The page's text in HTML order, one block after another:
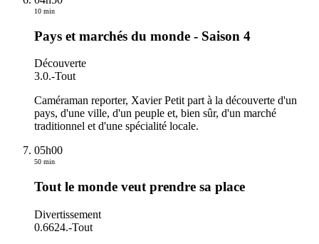
10 min
Pays et marchés du monde - Saison 4
Découverte
3.0.-Tout
Caméraman reporter, Xavier Petit part à la découverte d'un
pays, d'une ville, d'un peuple et, bien sûr, d'un marché
traditionnel et d'une spécialité locale.
05h00
50 min
Tout le monde veut prendre sa place
Divertissement
0.6624.-Tout